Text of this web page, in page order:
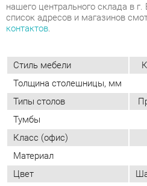
Толщина столешницы, мм
Типы столов
Класс (офис)
Материал
Цвет
ОТЗЫВЫ
Пока нет отзывов, поделитесь
ДОБАВИТЬ